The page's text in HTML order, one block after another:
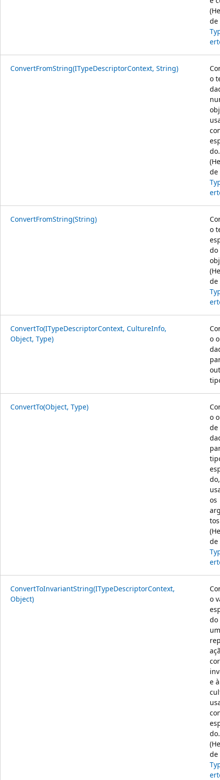
de
ConvertFromString(ITypeDescriptorContext, String)
o
do.
de
ConvertFromString(String)
o
do
de
ConvertTo(ITypeDescriptorContext, CultureInfo,
Object, Type)
o
ConvertTo(Object, Type)
o
de
do,
os
de
ConvertToInvariantString(ITypeDescriptorContext,
Object)
o
do
e à
do.
de